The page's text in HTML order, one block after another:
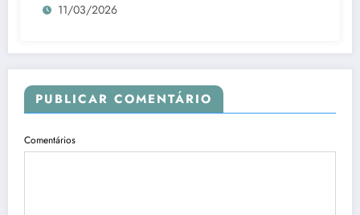
11/03/2026
PUBLICAR COMENTÁRIO
Comentários